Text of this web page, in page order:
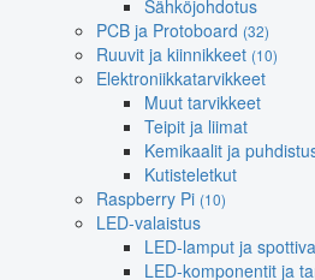
Sähköjohdotus
PCB ja Protoboard (32)
Ruuvit ja kiinnikkeet (10)
Elektroniikkatarvikkeet
Muut tarvikkeet
Teipit ja liimat
Kemikaalit ja
Kutisteletkut
Raspberry Pi (10)
LED-valaistus
LED-lamput ja
LED-komponentit ja